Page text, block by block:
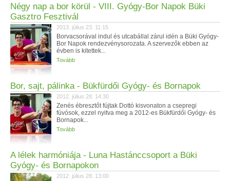
Négy nap a bor körül - VIII. Gyógy-Bor Napok Büki
Gasztro Fesztivál
2013. július 23. 11:15
Borvacsorával indul és utcabállal zárul idén a Büki Gyógy-
Bor Napok rendezvénysorozata. A szervezők ebben az
évben is kitettek...
Tovább
Bor, sajt, pálinka - Bükfürdői Gyógy- és Bornapok
2012. július 28. 14:30
Zenés ébresztőt fújtak Dottó kisvonaton a csepregi
fúvósok, ezzel nyitva meg a 2012-es Bükfürdői Gyógy- és
Bornapok...
Tovább
A lélek harmóniája - Luna Hastánccsoport a Büki
Gyógy- és Bornapokon
2012. július 28. 13:00